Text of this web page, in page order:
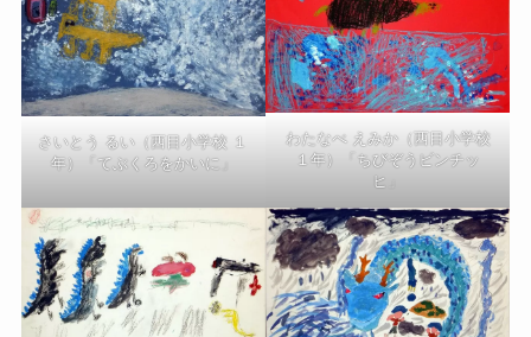
さいとう るい（西目小学校 １
年）「てぶくろをかいに」
わたなべ えみか（西目小学校
１年）「ちびぞうビンチッ
ヒ」